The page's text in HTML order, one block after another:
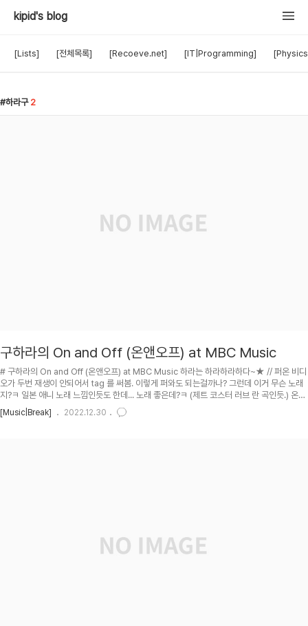
kipid's blog
[Lists] [전체목록] [Recoeve.net] [IT|Programming]
하라구 2
구하라의 On and Off (온앤오프) at MBC Music
# 구하라의 On and Off (온앤오프) at MBC Music 하라는 하라하라하다~★ // 퍼온 비디
오가 두번 재생이 안되어서 tag 를 써봄. 이렇게 퍼와도 되는걸까나? 그런데 이거 무슨 노래
지?ㅋ 일본 애니 노래 느낌인듯도 한데... 노래 좋은데?ㅋ (제트 코스터 러브 란 곡인듯.) 온앤
오프 전편은 에서 볼 수 있음. 막 확인했는데, 1편만 공짜고 다운로드가 한편당 700원인듯
합니다. 결제 쉬워졌음ㅋ. (핸드폰 결제만 쉬운듯도 하지만;;;ㅋ) 네이버에서도 팔던데, 네이
[Music|Break] 2022.12.30